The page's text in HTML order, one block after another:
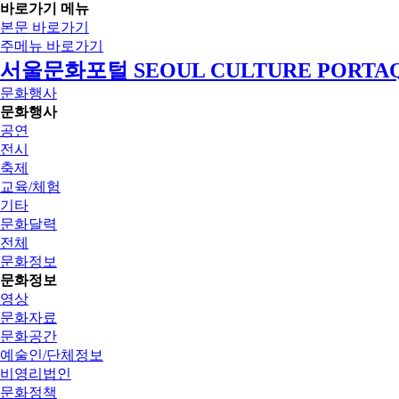
바로가기 메뉴
본문 바로가기
주메뉴 바로가기
서울문화포털 SEOUL CULTURE
문화행사
문화행사
공연
전시
축제
교육/체험
기타
문화달력
전체
문화정보
문화정보
영상
문화자료
문화공간
예술인/단체정보
비영리법인
문화정책